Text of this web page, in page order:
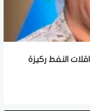
النفط ركيزة